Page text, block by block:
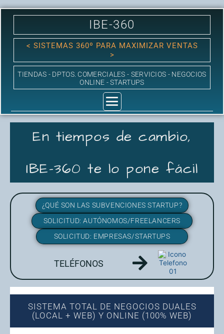
IBE-360
< SISTEMAS 360º PARA MAXIMIZAR VENTAS
>
TIENDAS - DPTOS. COMERCIALES - SERVICIOS - NEGOCIOS
ONLINE - STARTUPS
En tiempos de cambio,
IBE-360 te lo pone fácil
¿QUÉ SON LAS SUBVENCIONES STARTUP?
SOLICITUD: AUTÓNOMOS/FREELANCERS
SOLICITUD: EMPRESAS/STARTUPS
TELÉFONOS
SISTEMA TOTAL DE NEGOCIOS DUALES
(LOCAL + WEB) Y ONLINE (100% WEB)